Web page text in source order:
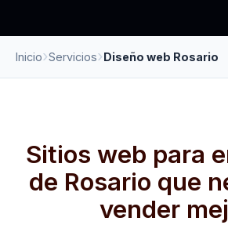
Inicio Servicios Diseño web Rosario
Sitios web para
de Rosario que
vender